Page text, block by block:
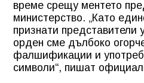
време срещу ментето
министерство. „Като
признати представители
орден сме дълбоко
фалшификации и
символи“, пишат